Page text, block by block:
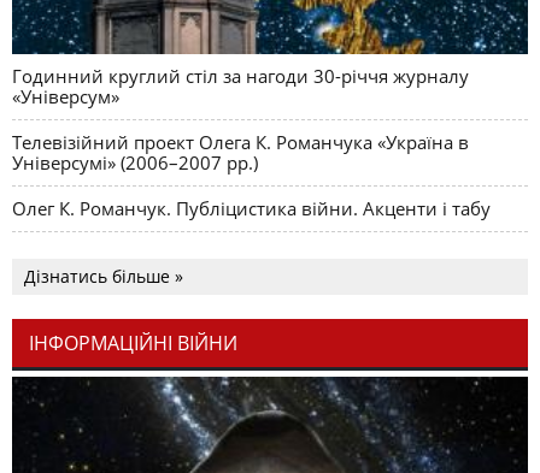
Годинний круглий стіл за нагоди 30-річчя журналу
«Універсум»
Телевізійний проект Олега К. Романчука «Україна в
Універсумі» (2006–2007 рр.)
Олег К. Романчук. Публіцистика війни. Акценти і табу
Дізнатись більше »
ІНФОРМАЦІЙНІ ВІЙНИ